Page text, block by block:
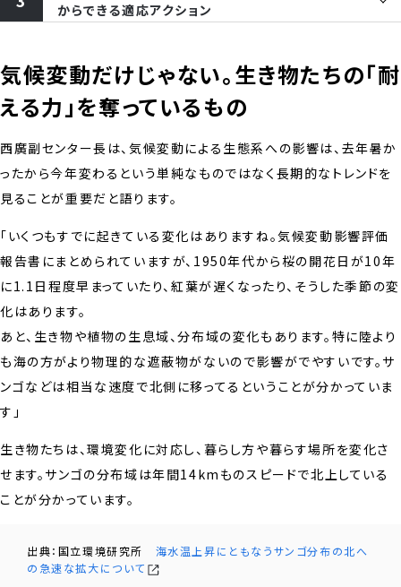
からできる適応アクション
気候変動だけじゃない。生き物たちの「耐
える力」を奪っているもの
西廣副センター長は、気候変動による生態系への影響は、去年暑か
ったから今年変わるという単純なものではなく長期的なトレンドを
見ることが重要だと語ります。
「いくつもすでに起きている変化はありますね。気候変動影響評価
報告書にまとめられていますが、1950年代から桜の開花日が10年
に1.1日程度早まっていたり、紅葉が遅くなったり、そうした季節の変
化はあります。
あと、生き物や植物の生息域、分布域の変化もあります。特に陸より
も海の方がより物理的な遮蔽物がないので影響がでやすいです。サ
ンゴなどは相当な速度で北側に移ってるということが分かっていま
す」
生き物たちは、環境変化に対応し、暮らし方や暮らす場所を変化さ
せます。サンゴの分布域は年間14kmものスピードで北上している
ことが分かっています。
出典：国立環境研究所 海水温上昇にともなうサンゴ分布の北へ
の急速な拡大について